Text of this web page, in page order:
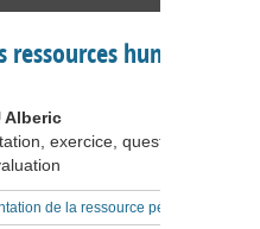
humaines :
Alberic
exercice, questionnaire,
de la ressource pédagogique